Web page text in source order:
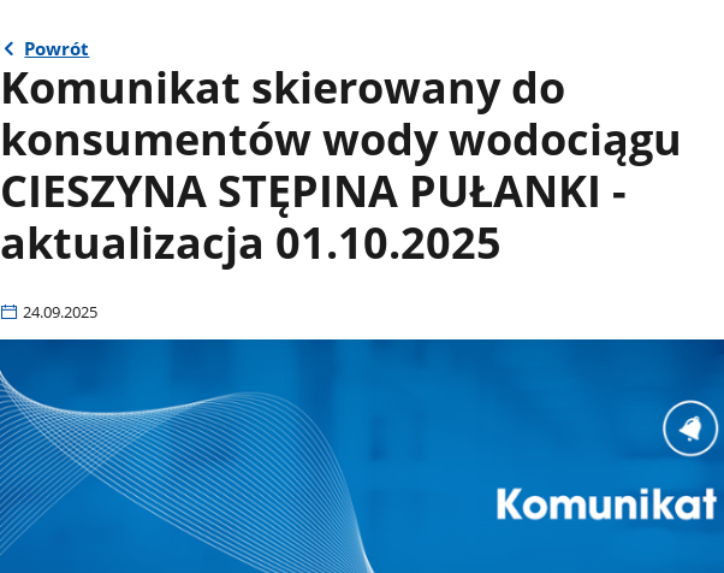
Powrót
Komunikat skierowany do
konsumentów wody wodociągu
CIESZYNA STĘPINA PUŁANKI -
aktualizacja 01.10.2025
24.09.2025